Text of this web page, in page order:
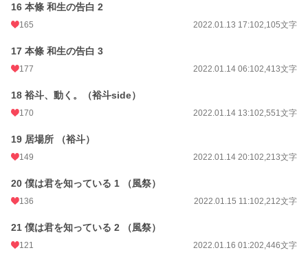
16 本條 和生の告白 2
165 2022.01.13 17:102,105文字
17 本條 和生の告白 3
177 2022.01.14 06:102,413文字
18 裕斗、動く。（裕斗side）
170 2022.01.14 13:102,551文字
19 居場所 （裕斗）
149 2022.01.14 20:102,213文字
20 僕は君を知っている 1 （風祭）
136 2022.01.15 11:102,212文字
21 僕は君を知っている 2 （風祭）
121 2022.01.16 01:202,446文字